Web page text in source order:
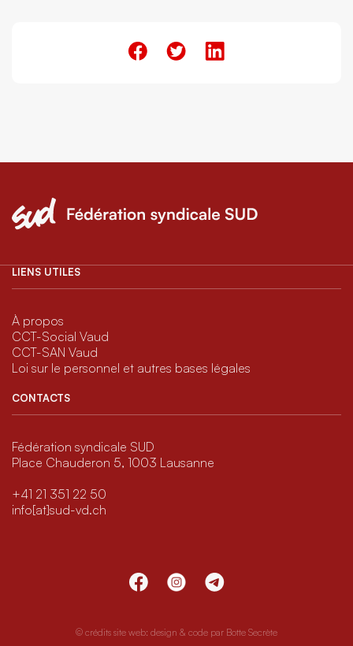
LIENS UTILES
À propos
CCT-Social Vaud
CCT-SAN Vaud
Loi sur le personnel et autres bases légales
CONTACTS
Fédération syndicale SUD
Place Chauderon 5, 1003 Lausanne
+41 21 351 22 50
info[at]sud-vd.ch
© crédits site web: design & code par Botte Secrète